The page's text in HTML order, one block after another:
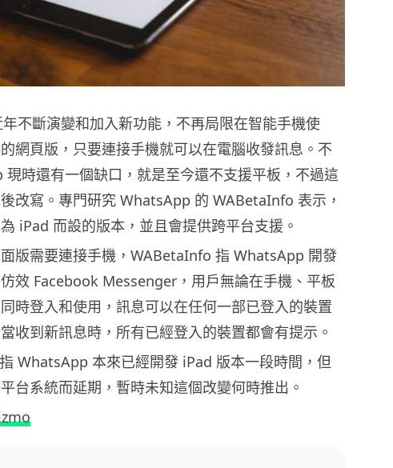
不斷演變和加入新功能，不再局限在智能手機使
網頁版，只要連接手機就可以在電腦收發訊息。不
時還有一個缺口，就是至今還不支援平板，不過這
改寫。專門研究 WhatsApp 的 WABetaInfo 表示，
iPad 而設的版本，並且會提供跨平台支援。
版需要連接手機，WABetaInfo 指 WhatsApp 開發
效 Facebook Messenger，用戶無論在手機、平板
時登入和使用，訊息可以在任何一部已登入的裝置
收到新訊息時，所有已經登入的裝置都會有提示。
WhatsApp 本來已經開發 iPad 版本一段時間，但
台系統而延期，暫時未知這個改變何時推出。